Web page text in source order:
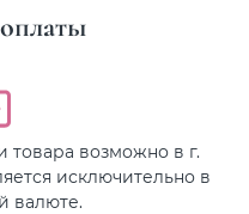
возможно в г.
исключительно в
валюте.